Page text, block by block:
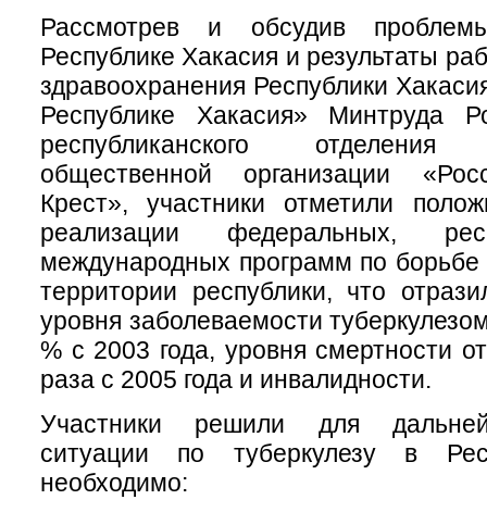
Рассмотрев и обсудив
Республике Хакасия и результаты
здравоохранения Республики
Республике Хакасия» Минтруда
республиканского отделения
общественной организации
Крест», участники отметили
реализации федеральных,
международных программ по борьбе
территории республики, что
уровня заболеваемости
% с 2003 года, уровня смертности
раза с 2005 года и инвалидности.
Участники решили для
ситуации по туберкулезу в
необходимо: